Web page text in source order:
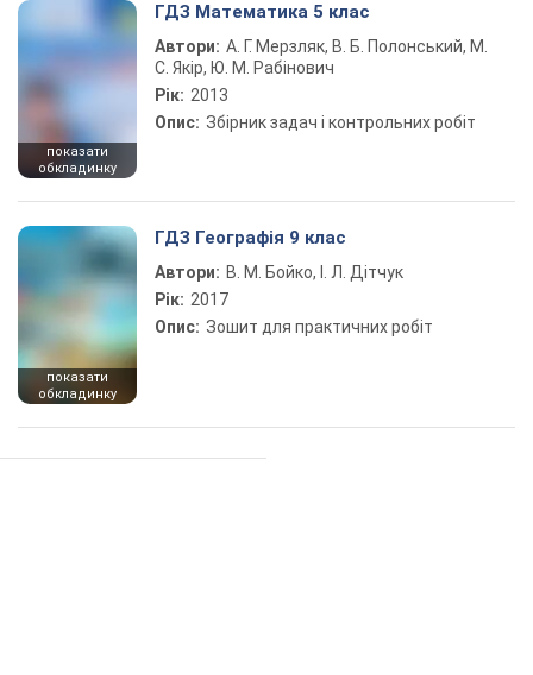
показати
обкладинку
ГДЗ Математика 5 клас
Автори: А. Г. Мерзляк, В. Б. Полонський, М.
С. Якір, Ю. М. Рабінович
Рік: 2013
Опис: Збірник задач і контрольних робіт
показати
обкладинку
ГДЗ Географія 9 клас
Автори: В. М. Бойко, І. Л. Дітчук
Рік: 2017
Опис: Зошит для практичних робіт